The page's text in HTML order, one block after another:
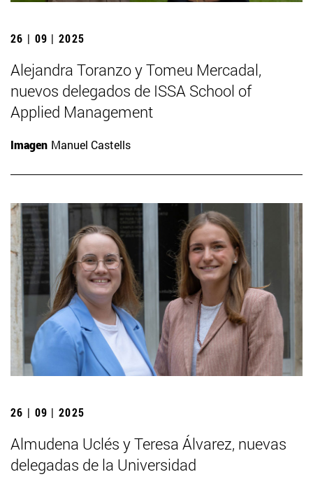
26 | 09 | 2025
Alejandra Toranzo y Tomeu Mercadal,
nuevos delegados de ISSA School of
Applied Management
Imagen Manuel Castells
26 | 09 | 2025
Almudena Uclés y Teresa Álvarez, nuevas
delegadas de la Universidad